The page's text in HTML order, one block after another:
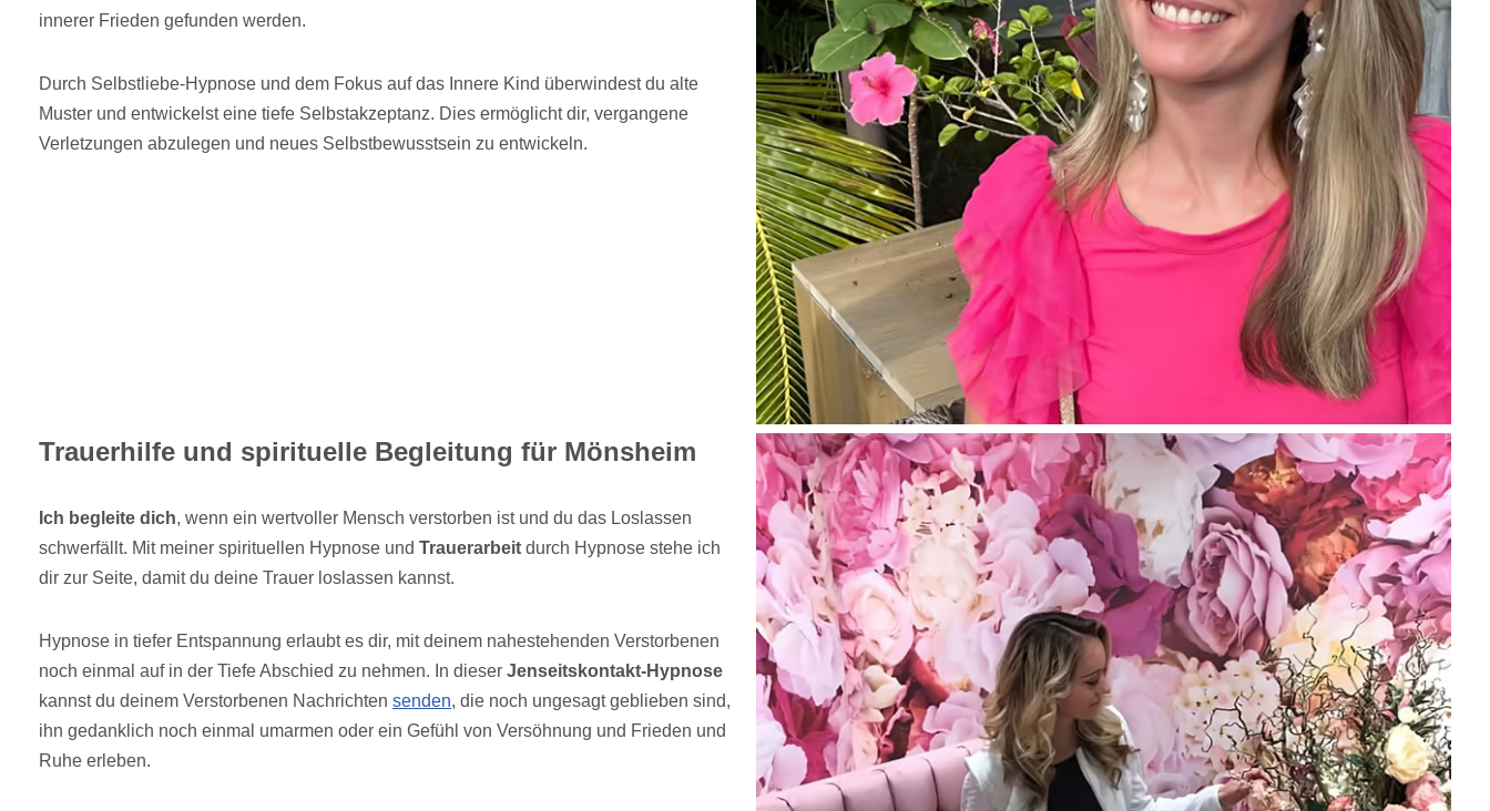
innerer Frieden gefunden werden.
Durch Selbstliebe-Hypnose und dem Fokus auf das Innere Kind überwindest du alte
Muster und entwickelst eine tiefe Selbstakzeptanz. Dies ermöglicht dir, vergangene
Verletzungen abzulegen und neues Selbstbewusstsein zu entwickeln.
Trauerhilfe und spirituelle Begleitung für Mönsheim
Ich begleite dich, wenn ein wertvoller Mensch verstorben ist und du das Loslassen
schwerfällt. Mit meiner spirituellen Hypnose und Trauerarbeit durch Hypnose stehe ich
dir zur Seite, damit du deine Trauer loslassen kannst.
Hypnose in tiefer Entspannung erlaubt es dir, mit deinem nahestehenden Verstorbenen
noch einmal auf in der Tiefe Abschied zu nehmen. In dieser Jenseitskontakt-Hypnose
kannst du deinem Verstorbenen Nachrichten senden, die noch ungesagt geblieben sind,
ihn gedanklich noch einmal umarmen oder ein Gefühl von Versöhnung und Frieden und
Ruhe erleben.